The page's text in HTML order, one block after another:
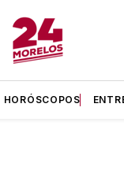
HORÓSCOPOS